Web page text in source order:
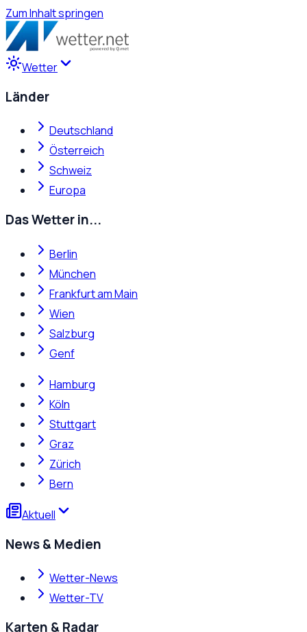
Zum Inhalt springen
Wetter
Länder
Deutschland
Österreich
Schweiz
Europa
Das Wetter in...
Berlin
München
Frankfurt am Main
Wien
Salzburg
Genf
Hamburg
Köln
Stuttgart
Graz
Zürich
Bern
Aktuell
News & Medien
Wetter-News
Wetter-TV
Karten & Radar